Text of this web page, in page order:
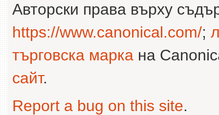
Авторски права върху
https://www.canonical.com/;
търговска марка на
сайт.
Report a bug on this site.